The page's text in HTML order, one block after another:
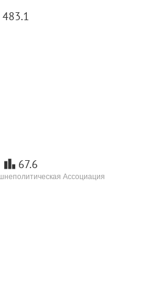
483.1
67.6
Ассоциация